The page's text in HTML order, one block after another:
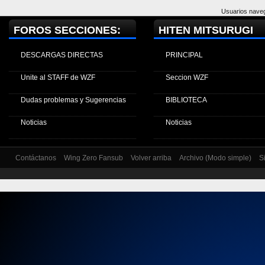
Usuarios
FOROS SECCIONES:
DESCARGAS DIRECTAS
Unite al STAFF de WZF
Dudas problemas y Sugerencias
Noticias
HITEN MITSURUGI
PRINCIPAL
Seccion WZF
BIBLIOTECA
Noticias
Contáctanos Wing Zero Fansub Volver arriba Archivo (Modo simple)